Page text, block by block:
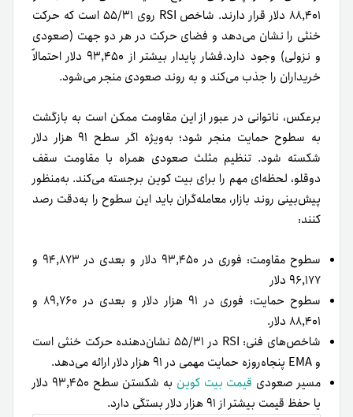
۸۸,۴۰۱ دلار قرار دارند. شاخص RSI روی ۵۵/۳۱ است که حرکت
خنثی را نشان‌ می‌دهد و فضای حرکت در هر دو جهت (صعودی
و نزولی) وجود دارد.فشار پایدار بیشتر از ۹۳,۴۵۰ دلار احتمالاً
خریداران را جذب می‌کند و به روند صعودی منجر می‌شود.
برعکس، ناتوانی در عبور از این مقاومت ممکن است به بازگشت
به سطوح حمایت منجر شود؛ به‌ویژه اگر سطح ۹۱ هزار دلار
شکسته شود. تنظیم مثلث صعودی همراه با مقاومت سقف
دوقلو، لحظه‌ای مهم را برای بیت کوین برجسته می‌کند. به‌منظور
پیش‌بینی روند بازار، معامله‌گران باید این سطوح را به‌دقت رصد
کنند:
سطوح مقاومت: فوری در ۹۳,۴۵۰ دلار و بعدی در ۹۴,۸۷۳ و
۹۶,۱۷۷ دلار
سطوح حمایت: فوری در ۹۱ هزار دلار و بعدی در ۸۹,۷۶۰ و
۸۸,۴۰۱ دلار.
شاخص‌های فنی: RSI در ۵۵/۳۱ نشان‌دهنده حرکت خنثی است
و EMA پنجاه‌روزه حمایت مهمی در ۹۱ هزار دلار ارائه می‌دهد.
مسیر صعودی قیمت بیت کوین
به شکستن سطح ۹۳,۴۵۰ دلار
یا حفظ قیمت بیشتر از ۹۱ هزار دلار بستگی دارد.